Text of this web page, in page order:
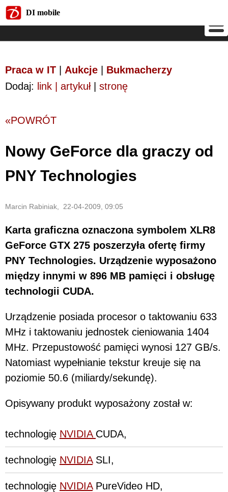
DI mobile
Praca w IT Aukcje
Bukmacherzy
Dodaj: link | artykuł| stronę
«POWRÓT
Nowy GeForce dla graczy od
PNY Technologies
Marcin Rabiniak, 22-04-2009, 09:05
Karta graficzna oznaczona symbolem XLR8
GeForce GTX 275 poszerzyła ofertę firmy
PNY Technologies. Urządzenie wyposażono
między innymi w 896 MB pamięci i obsługę
technologii CUDA.
Urządzenie posiada procesor o taktowaniu 633
MHz i taktowaniu jednostek cieniowania 1404
MHz. Przepustowość pamięci wynosi 127 GB/s.
Natomiast wypełnianie tekstur kreuje się na
poziomie 50.6 (miliardy/sekundę).
Opisywany produkt wyposażony został w:
technologię NVIDIA CUDA,
technologię NVIDIASLI,
technologię NVIDIAPureVideo HD,
DI mobile